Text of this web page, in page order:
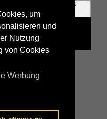
6 193 · 7 193 BR 193
·Vectron·
| 91 80
| 91 80
um
und
Nutzung
von Cookies
Werbung